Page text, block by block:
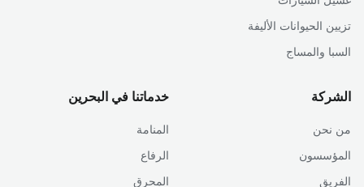
تزيين الحيوانات الأليفة
السبا والمساج
الشركة
من نحن
المؤسسون
الفريق
خدماتنا في البحرين
المنامة
الرفاع
المحرق